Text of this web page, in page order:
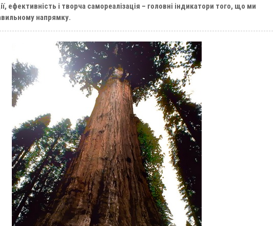
ефективність і творча самореалізація – головні індикатори того, що ми
напрямку.